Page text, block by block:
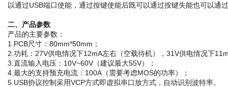
以通过USB端口使能，通过按键使能后既可以通过按键失能也可以
二、产品参数
产品的主要参数：
1.PCB尺寸：80mm*50mm；
2.功耗：27V供电情况下12mA左右（空载待机），31V供电情况下
3.直流输入电压：10V~60V（建议最大55V）；
4.最大的支持预充电流：100A（需要考虑MOS的功率）；
5.USB协议控制采用VCP方式即虚拟串口放方式，自动识别波特率。